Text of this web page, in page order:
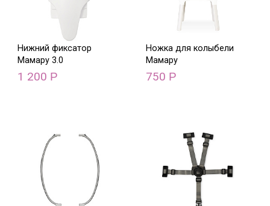
Нижний фиксатор
Мамару 3.0
1 200 Р
Ножка для колыбели
Мамару
750 Р